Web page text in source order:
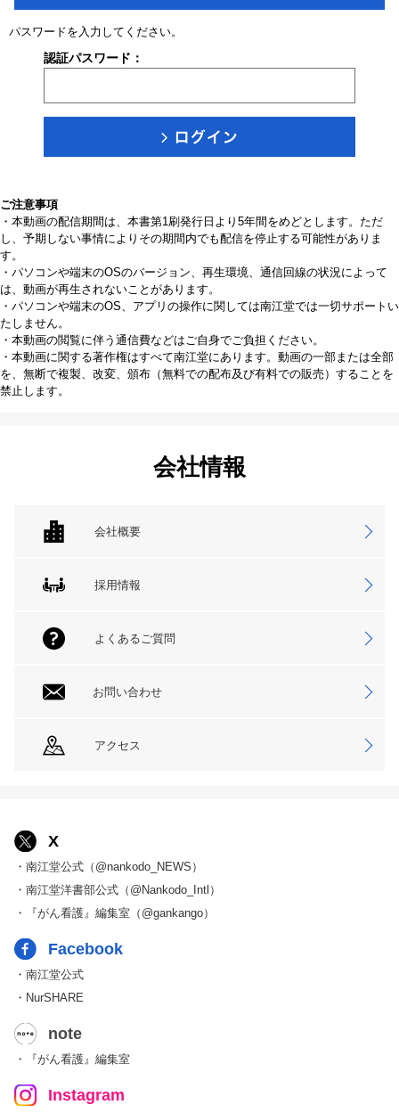
パスワードを入力してください。
認証パスワード：
ご注意事項
・本動画の配信期間は、本書第1刷発行日より5年間をめどとします。ただ
し、予期しない事情によりその期間内でも配信を停止する可能性がありま
す。
・パソコンや端末のOSのバージョン、再生環境、通信回線の状況によって
は、動画が再生されないことがあります。
・パソコンや端末のOS、アプリの操作に関しては南江堂では一切サポートい
たしません。
・本動画の閲覧に伴う通信費などはご自身でご負担ください。
・本動画に関する著作権はすべて南江堂にあります。動画の一部または全部
を、無断で複製、改変、頒布（無料での配布及び有料での販売）することを
禁止します。
会社情報
会社概要
採用情報
よくあるご質問
お問い合わせ
アクセス
X
・南江堂公式（@nankodo_NEWS）
・南江堂洋書部公式（@Nankodo_Intl）
・『がん看護』編集室（@gankango）
Facebook
・南江堂公式
・NurSHARE
note
・『がん看護』編集室
Instagram